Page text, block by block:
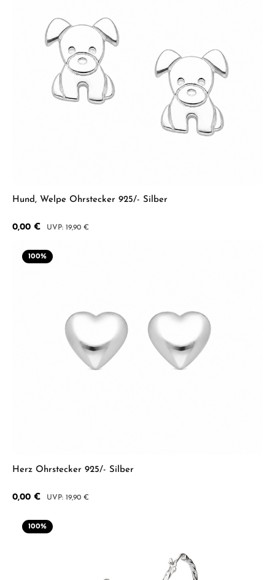
Hund, Welpe Ohrstecker 925/- Silber
Verkaufspreis:
0,00 € Regulärer Preis:
19,90 €
100%
Herz Ohrstecker 925/- Silber
Verkaufspreis:
0,00 € Regulärer Preis:
19,90 €
100%